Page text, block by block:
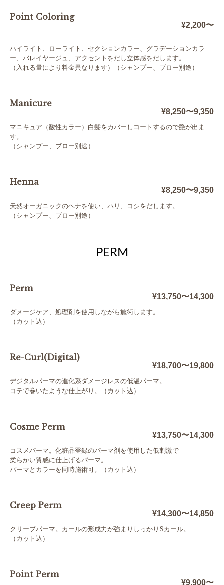
Point Coloring
¥2,200〜
ハイライト、ローライト、セクションカラー、グラデーションカラ
ー、バレイヤージュ、アクセントをだし立体感をだします。
（入れる量により料金異なります）（シャンプー、ブロー別途）
Manicure
¥8,250〜9,350
マニキュア（酸性カラー）白髪をカバーしコートするので艶が出ま
す。
（シャンプー、ブロー別途）
Henna
¥8,250〜9,350
天然オーガニックのヘナを使い、ハリ、コシをだします。
（シャンプー、ブロー別途）
PERM
Perm
¥13,750〜14,300
ダメージケア、処理剤を使用しながら施術します。
（カット込）
Re-Curl(Digital)
¥18,700〜19,800
デジタルパーマの進化系ダメージレスの低温パーマ。
コテで巻いたような仕上がり。（カット込）
Cosme Perm
¥13,750〜14,300
コスメパーマ。化粧品登録のパーマ剤を使用した低刺激で
柔らかい質感に仕上げるパーマ。
パーマとカラーを同時施術可。（カット込）
Creep Perm
¥14,300〜14,850
クリープパーマ。カールの形成力が強まりしっかりSカール。
（カット込）
Point Perm
¥9,900〜